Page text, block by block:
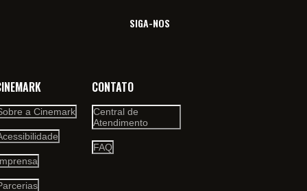
SIGA-NOS
a Cinemark
CONTATO
Central de
Atendimento
FAQ